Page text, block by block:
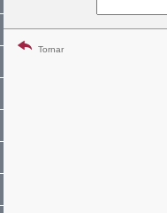
Tornar